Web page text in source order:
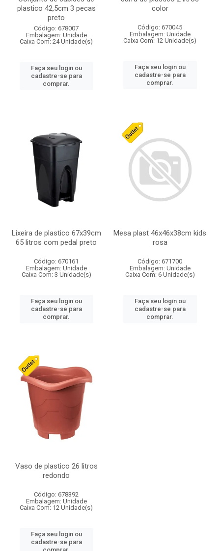
plastico 42,5cm 3 pecas
preto
Código: 678007
Embalagem: Unidade
Caixa Com: 24 Unidade(s)
Faça seu login ou
cadastre-se para
comprar.
color
Código: 670045
Embalagem: Unidade
Caixa Com: 12 Unidade(s)
Faça seu login ou
cadastre-se para
comprar.
Lixeira de plastico 67x39cm
65 litros com pedal preto
Código: 670161
Embalagem: Unidade
Caixa Com: 3 Unidade(s)
Faça seu login ou
cadastre-se para
comprar.
Mesa plast 46x46x38cm kids
rosa
Código: 671700
Embalagem: Unidade
Caixa Com: 6 Unidade(s)
Faça seu login ou
cadastre-se para
comprar.
Vaso de plastico 26 litros
redondo
Código: 678392
Embalagem: Unidade
Caixa Com: 12 Unidade(s)
Faça seu login ou
cadastre-se para